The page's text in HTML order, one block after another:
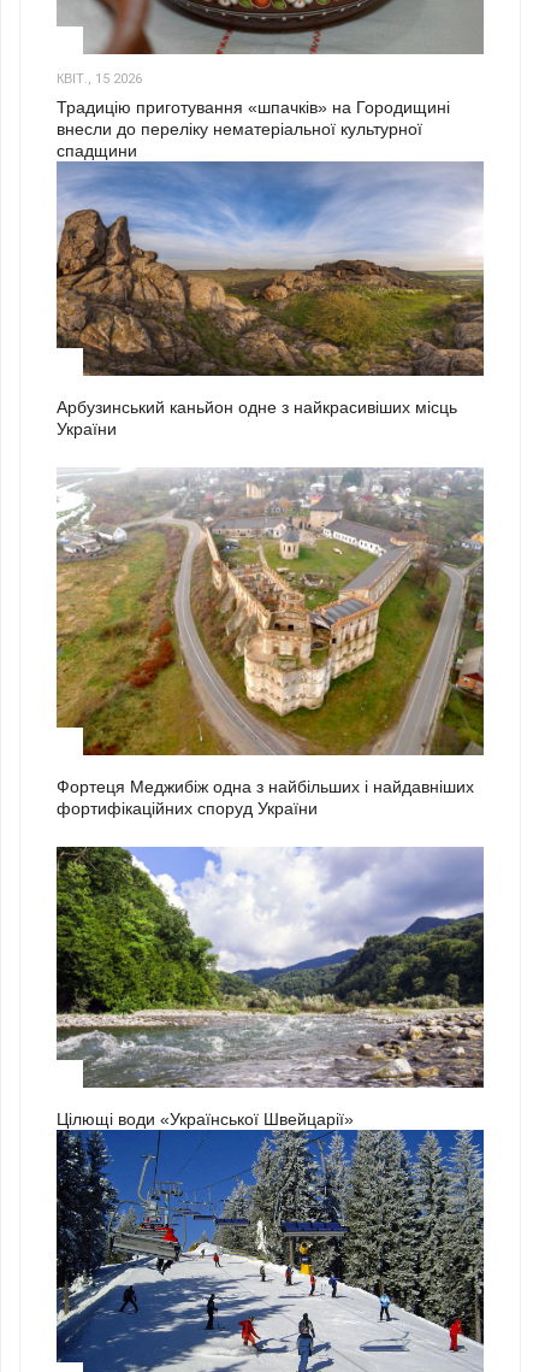
КВІТ., 15 2026
Традицію приготування «шпачків» на Городищині
внесли до переліку нематеріальної культурної
спадщини
Арбузинський каньйон одне з найкрасивіших місць
України
Фортеця Меджибіж одна з найбільших і найдавніших
фортифікаційних споруд України
Цілющі води «Української Швейцарії»